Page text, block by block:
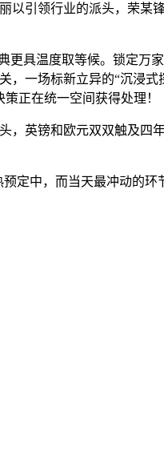
引领行业的派头，荣
具温度取等候。锁定万
一场标新立异的“沉浸
正在统一空间获得处理！
英镑和欧元双双触及四
中，而当天最冲动的环